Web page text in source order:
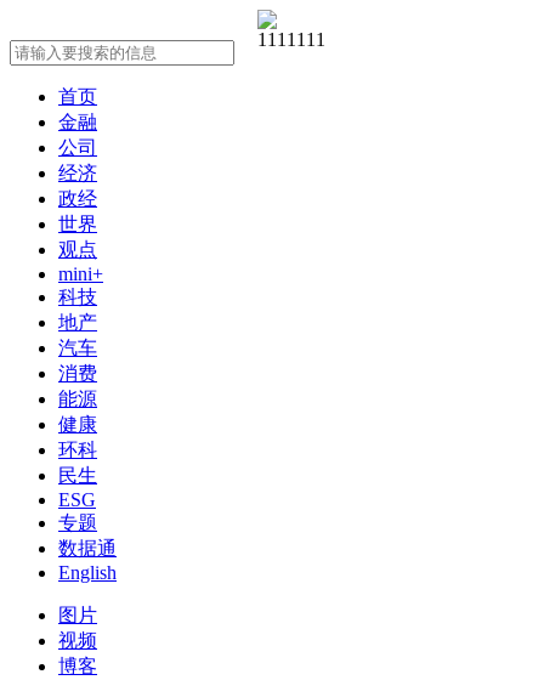
首页
金融
公司
经济
政经
世界
观点
mini+
科技
地产
汽车
消费
能源
健康
环科
民生
ESG
专题
数据通
English
图片
视频
博客